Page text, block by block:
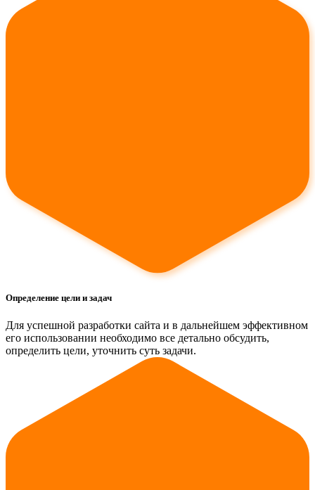
Определение цели и задач
Для успешной разработки сайта и в дальнейшем эффективном
его использовании необходимо все детально обсудить,
определить цели, уточнить суть задачи.